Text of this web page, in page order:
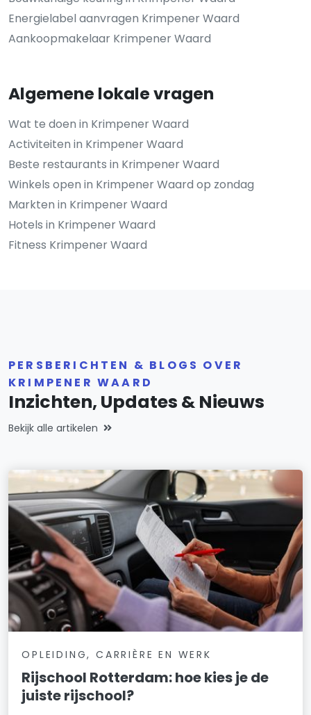
Energielabel aanvragen Krimpener Waard
Aankoopmakelaar Krimpener Waard
Algemene lokale vragen
Wat te doen in Krimpener Waard
Activiteiten in Krimpener Waard
Beste restaurants in Krimpener Waard
Winkels open in Krimpener Waard op zondag
Markten in Krimpener Waard
Hotels in Krimpener Waard
Fitness Krimpener Waard
PERSBERICHTEN & BLOGS OVER
KRIMPENER WAARD
Inzichten, Updates & Nieuws
Bekijk alle artikelen
OPLEIDING, CARRIÈRE EN WERK
Rijschool Rotterdam: hoe kies je de
juiste rijschool?